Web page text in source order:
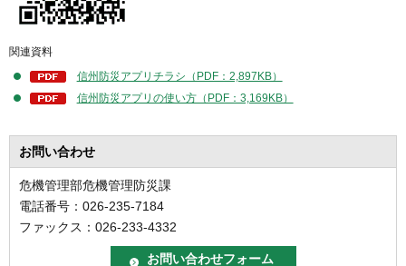
関連資料
信州防災アプリチラシ（PDF：2,897KB）
信州防災アプリの使い方（PDF：3,169KB）
お問い合わせ
危機管理部危機管理防災課
電話番号：026-235-7184
ファックス：026-233-4332